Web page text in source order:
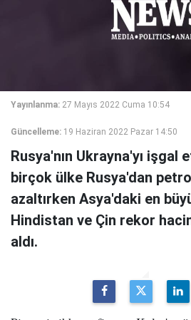
Yayınlanma: 27 Mayıs 2022 Cuma 10:54
Güncelleme: 19 Haziran 2022 Pazar 14:50
Rusya'nın Ukrayna'yı işgal
birçok ülke Rusya'dan
azaltırken Asya'daki en
Hindistan ve Çin rekor
aldı.